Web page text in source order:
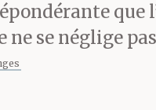
que
ne se néglige